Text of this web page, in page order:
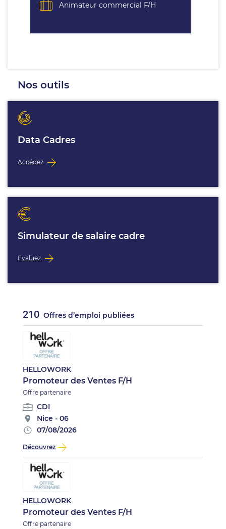
Animateur commercial F/H
Nos outils
Data Cadres
Accédez
Simulateur de salaire cadre
Evaluez
210 Offres d’emploi publiées
HELLOWORK
Promoteur des Ventes F/H
Offre partenaire
CDI
Nice - 06
07/08/2026
Découvrez
HELLOWORK
Promoteur des Ventes F/H
Offre partenaire